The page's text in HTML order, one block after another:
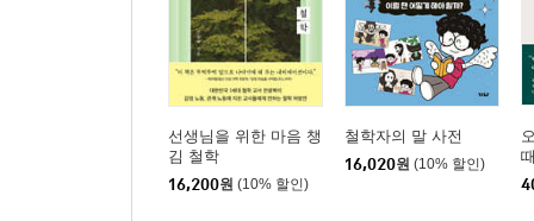
선생님을 위한 마음 챙
김 철학
16,200원 (10% 할인)
철학자의 말 사전
16,020원 (10% 할인)